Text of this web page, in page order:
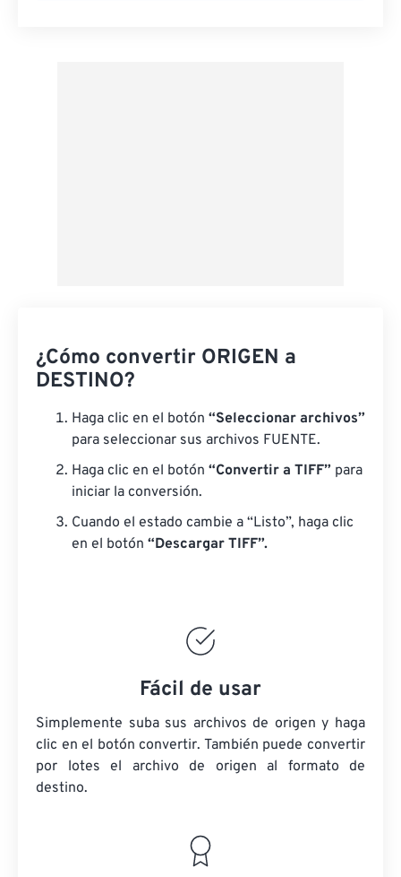
¿Cómo convertir ORIGEN a
DESTINO?
Haga clic en el botón “Seleccionar archivos”
para seleccionar sus archivos FUENTE.
Haga clic en el botón “Convertir a TIFF” para
iniciar la conversión.
Cuando el estado cambie a “Listo”, haga clic
en el botón “Descargar TIFF”.
Fácil de usar
Simplemente suba sus archivos de origen y haga
clic en el botón convertir. También puede convertir
por lotes el archivo de origen al formato de
destino.